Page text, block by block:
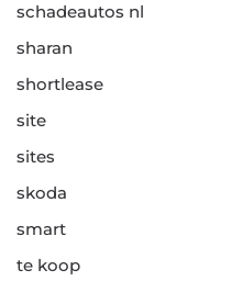
schadeautos nl
sharan
shortlease
site
sites
skoda
smart
te koop